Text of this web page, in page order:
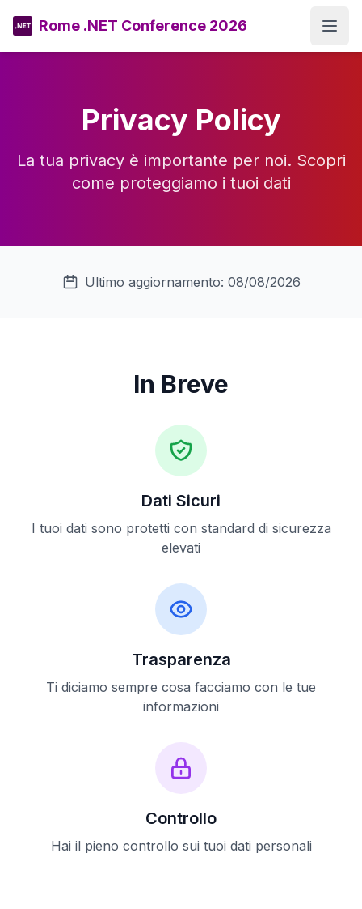
Rome .NET Conference 2026
Privacy Policy
La tua privacy è importante per noi. Scopri
come proteggiamo i tuoi dati
Ultimo aggiornamento: 08/08/2026
In Breve
Dati Sicuri
I tuoi dati sono protetti con standard di sicurezza
elevati
Trasparenza
Ti diciamo sempre cosa facciamo con le tue
informazioni
Controllo
Hai il pieno controllo sui tuoi dati personali